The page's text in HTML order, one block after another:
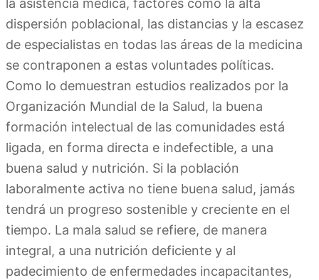
la asistencia médica, factores como la alta
dispersión poblacional, las distancias y la escasez
de especialistas en todas las áreas de la medicina
se contraponen a estas voluntades políticas.
Como lo demuestran estudios realizados por la
Organización Mundial de la Salud, la buena
formación intelectual de las comunidades está
ligada, en forma directa e indefectible, a una
buena salud y nutrición. Si la población
laboralmente activa no tiene buena salud, jamás
tendrá un progreso sostenible y creciente en el
tiempo. La mala salud se refiere, de manera
integral, a una nutrición deficiente y al
padecimiento de enfermedades incapacitantes,